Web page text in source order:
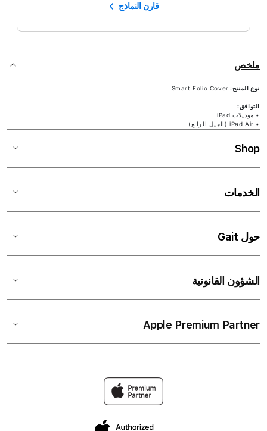
قارن النماذج
ملخص
نوع المنتج: Smart Folio Cover
التوافق:
• موديلات iPad
• iPad Air (الجيل الرابع)
Shop
الخدمات
حول Gait
الشؤون القانونية
Apple Premium Partner